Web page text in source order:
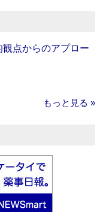
点からのアプロー
もっと見る »